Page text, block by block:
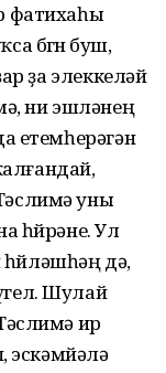
фатихаһы
бөгөн буш,
ҙа элеккеләй
ни эшләнең
етемһерәгән
уны
һөйрәне. Ул
дә,
Шулай
ир
эскәмйәлә